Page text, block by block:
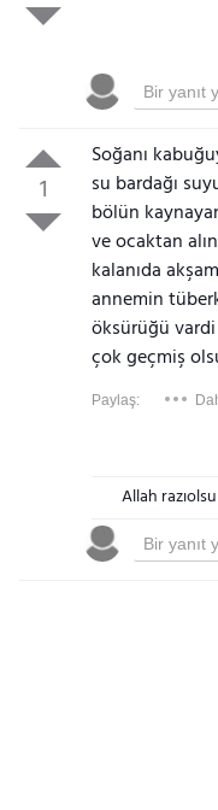
1
Soğanı
su bardağı
bölün
ve ocaktan
kalanıda
annemin
öksürüğü
çok geçmiş
Paylaş:
Allah